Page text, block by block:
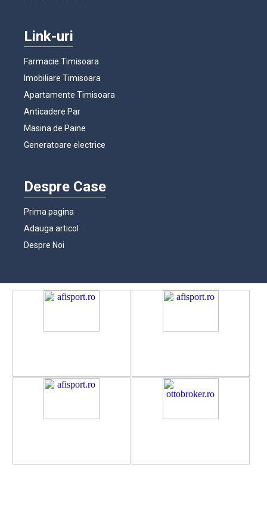
Link-uri
Farmacie Timisoara
Imobiliare Timisoara
Apartamente Timisoara
Anticadere Par
Masina de Paine
Generatoare electrice
Despre Case
Prima pagina
Adauga articol
Despre Noi